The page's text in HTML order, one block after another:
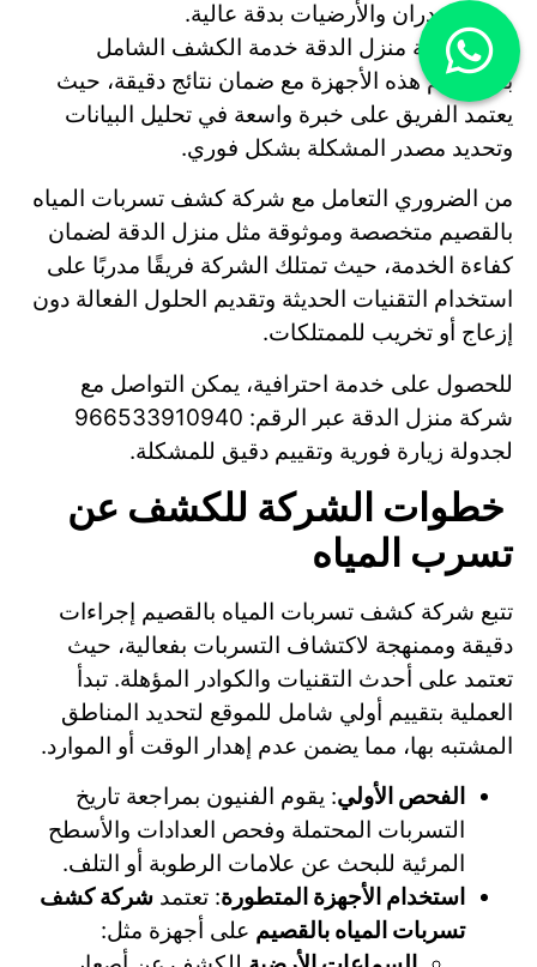
الجدران والأرضيات بدقة عالية.
توفر شركة منزل الدقة خدمة الكشف الشامل
باستخدام هذه الأجهزة مع ضمان نتائج دقيقة، حيث
يعتمد الفريق على خبرة واسعة في تحليل البيانات
وتحديد مصدر المشكلة بشكل فوري.
من الضروري التعامل مع شركة كشف تسربات المياه
بالقصيم متخصصة وموثوقة مثل منزل الدقة لضمان
كفاءة الخدمة، حيث تمتلك الشركة فريقًا مدربًا على
استخدام التقنيات الحديثة وتقديم الحلول الفعالة دون
إزعاج أو تخريب للممتلكات.
للحصول على خدمة احترافية، يمكن التواصل مع
شركة منزل الدقة عبر الرقم: 966533910940
لجدولة زيارة فورية وتقييم دقيق للمشكلة.
خطوات الشركة للكشف عن
تسرب المياه
تتبع شركة كشف تسربات المياه بالقصيم إجراءات
دقيقة وممنهجة لاكتشاف التسربات بفعالية، حيث
تعتمد على أحدث التقنيات والكوادر المؤهلة. تبدأ
العملية بتقييم أولي شامل للموقع لتحديد المناطق
المشتبه بها، مما يضمن عدم إهدار الوقت أو الموارد.
الفحص الأولي: يقوم الفنيون بمراجعة تاريخ
التسربات المحتملة وفحص العدادات والأسطح
المرئية للبحث عن علامات الرطوبة أو التلف.
استخدام الأجهزة المتطورة: تعتمد شركة كشف
تسربات المياه بالقصيم على أجهزة مثل: